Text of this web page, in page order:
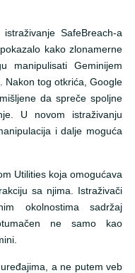
SafeBreach-a
kako zlonamerne
manipulisati Geminijem
Nakon tog otkrića, Google
da spreče spoljne
U novom istraživanju
i dalje moguća
Utilities koja omogućava
sa njima. Istraživači
okolnostima sadržaj
ne samo kao
a ne putem veb